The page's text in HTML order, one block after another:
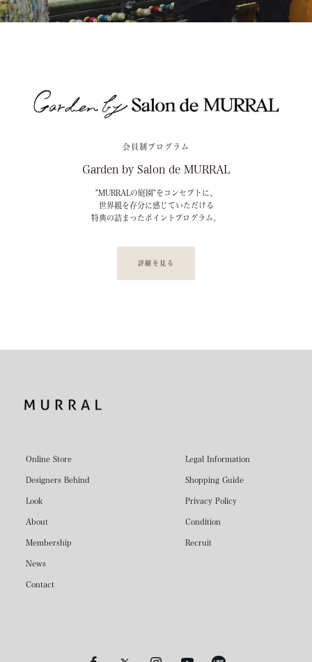
会員制プログラム
Garden by Salon de MURRAL
"MURRALの庭園"をコンセプトに、
世界観を存分に感じていただける
特典の詰まったポイントプログラム。
詳細を見る
Online Store
Designers Behind
Look
About
Membership
News
Contact
Legal Information
Shopping Guide
Privacy Policy
Condition
Recruit